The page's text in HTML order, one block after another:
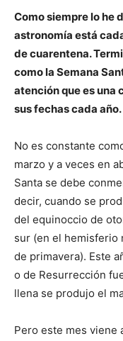
Como siempre lo he
astronomía está
de cuarentena.
como la Semana
atención que es una
sus fechas cada año.
No es constante
marzo y a veces en
Santa se debe
decir, cuando se
del equinoccio de
sur (en el hemisferio
de primavera). Este
o de Resurrección
llena se produjo el
Pero este mes viene